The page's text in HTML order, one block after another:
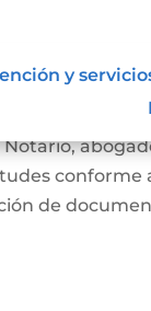
y
de